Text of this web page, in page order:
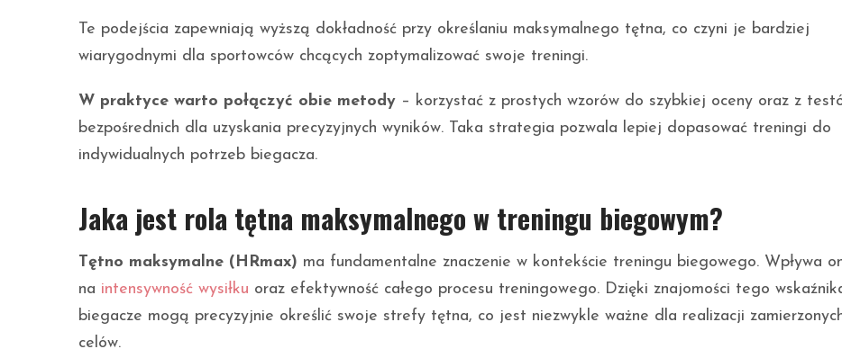
Te podejścia zapewniają wyższą dokładność przy określaniu maksymalnego tętna, co czyni je bardziej
wiarygodnymi dla sportowców chcących zoptymalizować swoje treningi.
W praktyce warto połączyć obie metody – korzystać z prostych wzorów do szybkiej oceny oraz z
bezpośrednich dla uzyskania precyzyjnych wyników. Taka strategia pozwala lepiej dopasować treningi do
indywidualnych potrzeb biegacza.
Jaka jest rola tętna maksymalnego w treningu biegowym?
Tętno maksymalne (HRmax) ma fundamentalne znaczenie w kontekście treningu biegowego. Wpływa
na intensywność wysiłku oraz efektywność całego procesu treningowego. Dzięki znajomości tego
biegacze mogą precyzyjnie określić swoje strefy tętna, co jest niezwykle ważne dla realizacji
celów.